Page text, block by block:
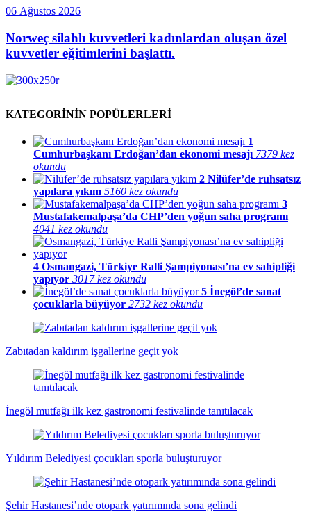
06 Ağustos 2026
Norweç silahlı kuvvetleri kadınlardan oluşan özel
kuvvetler eğitimlerini başlattı.
KATEGORİNİN POPÜLERLERİ
1
Cumhurbaşkanı Erdoğan’dan ekonomi mesajı 7379 kez
okundu
2 Nilüfer’de ruhsatsız
yapılara yıkım 5160 kez okundu
3
Mustafakemalpaşa’da CHP’den yoğun saha programı
4041 kez okundu
4 Osmangazi, Türkiye Ralli Şampiyonası’na ev sahipliği
yapıyor 3017 kez okundu
5 İnegöl’de sanat
çocuklarla büyüyor 2732 kez okundu
Zabıtadan kaldırım işgallerine geçit yok
İnegöl mutfağı ilk kez gastronomi festivalinde tanıtılacak
Yıldırım Belediyesi çocukları sporla buluşturuyor
Şehir Hastanesi’nde otopark yatırımında sona gelindi